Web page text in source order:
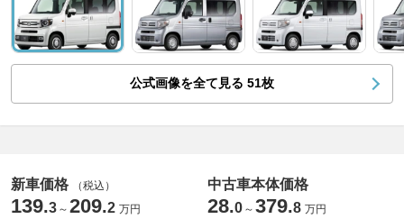
公式画像を全て見る 51枚
新車価格 （税込）
139.3 ～ 209.2 万円
中古車本体価格
28.0 ～ 379.8 万円